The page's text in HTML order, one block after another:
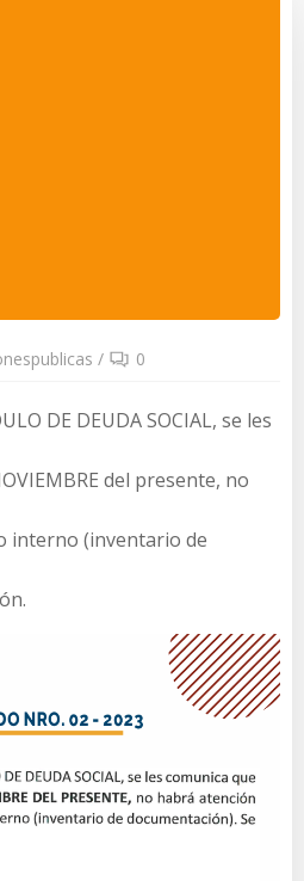
/ 0
DE DEUDA SOCIAL, se les
del presente, no
interno (inventario de